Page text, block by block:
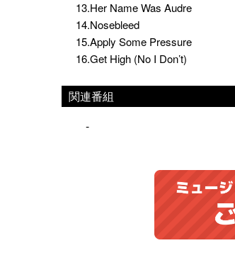
13.Her Name Was Audre
14.Nosebleed
15.Apply Some Pressure
16.Get High (No I Don’t)
関連番組
-